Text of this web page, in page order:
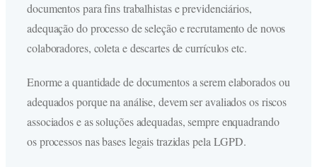
documentos para fins trabalhistas e previdenciários,
adequação do processo de seleção e recrutamento de novos
colaboradores, coleta e descartes de currículos etc.
Enorme a quantidade de documentos a serem elaborados ou
adequados porque na análise, devem ser avaliados os riscos
associados e as soluções adequadas, sempre enquadrando
os processos nas bases legais trazidas pela LGPD.